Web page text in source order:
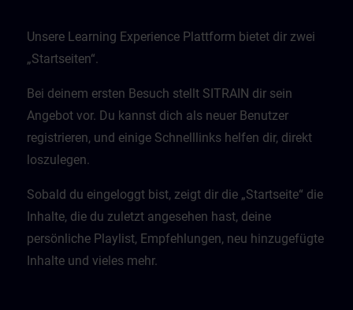
Unsere Learning Experience Plattform bietet dir zwei
„Startseiten“.
Bei deinem ersten Besuch stellt SITRAIN dir sein
Angebot vor. Du kannst dich als neuer Benutzer
registrieren, und einige Schnelllinks helfen dir, direkt
loszulegen.
Sobald du eingeloggt bist, zeigt dir die „Startseite“ die
Inhalte, die du zuletzt angesehen hast, deine
persönliche Playlist, Empfehlungen, neu hinzugefügte
Inhalte und vieles mehr.